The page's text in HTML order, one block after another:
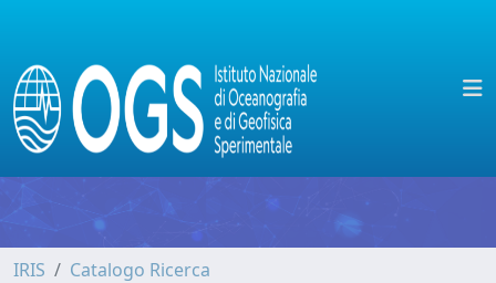
IRIS
Catalogo Ricerca